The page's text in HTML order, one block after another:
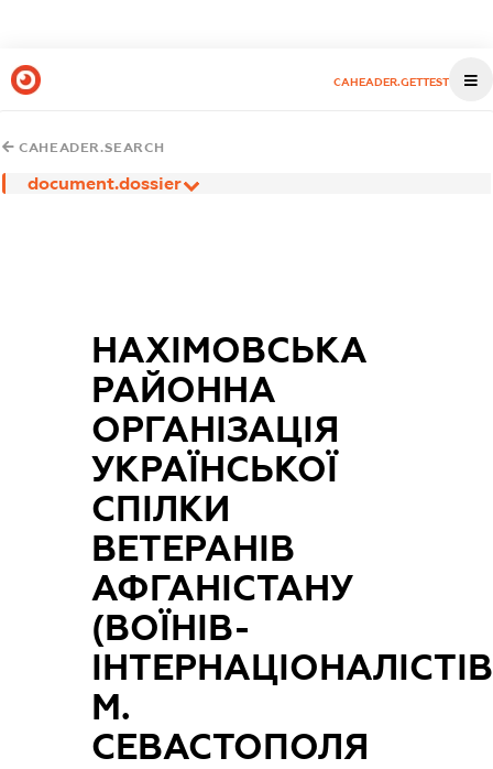
CAHEADER.GETTEST
CAHEADER.SEARCH
document.dossier
НАХІМОВСЬКА
РАЙОННА
ОРГАНІЗАЦІЯ
УКРАЇНСЬКОЇ
СПІЛКИ
ВЕТЕРАНІВ
АФГАНІСТАНУ
(ВОЇНІВ-
М.
СЕВАСТОПОЛЯ